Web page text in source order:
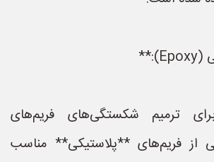
ترمیم شکستگی‌های فریم‌های
از فریم‌های **پلاستیکی** مناسب